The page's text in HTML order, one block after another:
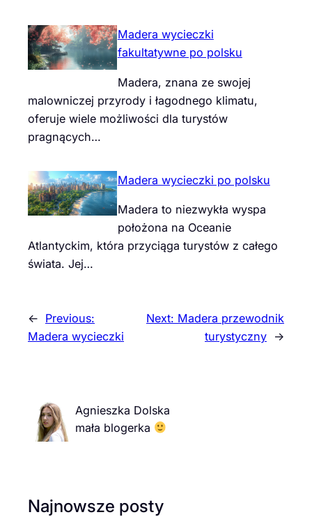
Madera wycieczki
fakultatywne po polsku
Madera, znana ze swojej
malowniczej przyrody i łagodnego klimatu,
oferuje wiele możliwości dla turystów
pragnących…
Madera wycieczki po polsku
Madera to niezwykła wyspa
położona na Oceanie
Atlantyckim, która przyciąga turystów z całego
świata. Jej…
← Previous:
Madera wycieczki
Next: Madera przewodnik
turystyczny →
Agnieszka Dolska
mała blogerka
Najnowsze posty